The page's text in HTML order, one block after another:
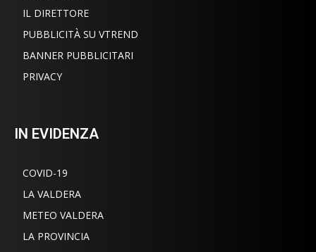
IL DIRETTORE
PUBBLICITÀ SU VTREND
BANNER PUBBLICITARI
PRIVACY
IN EVIDENZA
COVID-19
LA VALDERA
METEO VALDERA
LA PROVINCIA